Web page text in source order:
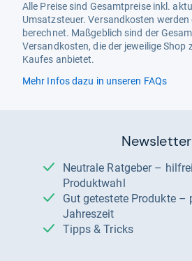
Alle Preise sind Gesamtpreise inkl.
Umsatzsteuer. Versandkosten
berechnet. Maßgeblich sind der
Versandkosten, die der jeweilige Shop
Kaufes anbietet.
Mehr Infos dazu in unseren FAQs
Newsletter
Neutrale Ratgeber – hilfreich für Ihre
Produktwahl
Gut getestete Produkte – passend zur
Jahreszeit
Tipps & Tricks